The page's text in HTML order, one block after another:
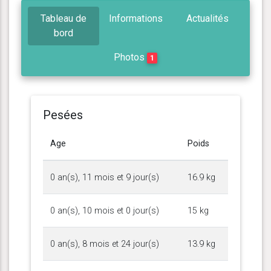
Tableau de
bord
Informations Actualités
Photos 1
Pesées
Age Poids
0 an(s), 11 mois et 9 jour(s) 16.9 kg
0 an(s), 10 mois et 0 jour(s) 15 kg
0 an(s), 8 mois et 24 jour(s) 13.9 kg